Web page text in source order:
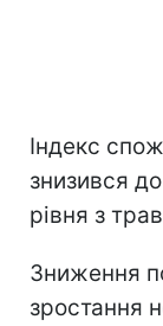
Індекс
знизився
рівня з
Зниження
зростання